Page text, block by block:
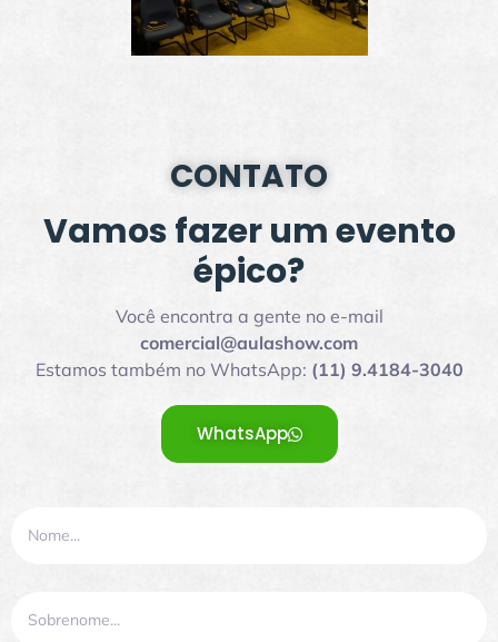
CONTATO
Vamos fazer um evento
épico?
Você encontra a gente no e-mail
comercial@aulashow.com
Estamos também no WhatsApp: (11) 9.4184-3040
WhatsApp